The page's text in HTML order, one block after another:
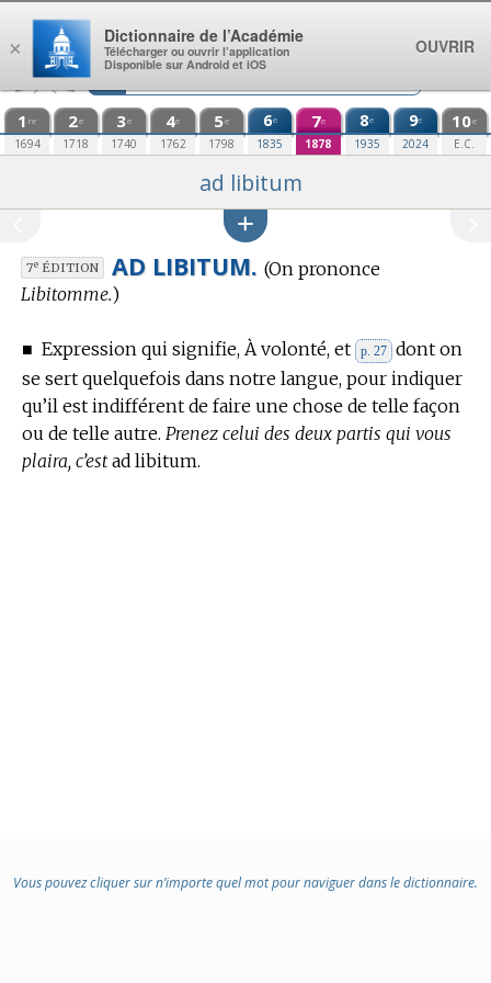
Aller au contenu
1 re
1694
2e
1718
3e
1740
4e
1762
5e
1798
6e
1835
7e
1878
8e
1935
9e
2024
10e
E.C.
ad libitum
7eÉDITION AD LIBITUM. (On prononce
Libitomme.)
■ Expression qui signifie, À volonté, et p. 27 dont on
se sert quelquefois dans notre langue, pour indiquer
qu’il est indifférent de faire une chose de telle façon
ou de telle autre. Prenez celui des deux partis qui vous
plaira, c’estad libitum.
Vous pouvez cliquer sur n’importe quel mot pour naviguer dans le dictionnaire.
×
Dictionnaire de l’Académie
Télécharger ou ouvrir l’application
Disponible sur Android et iOS
OUVRIR